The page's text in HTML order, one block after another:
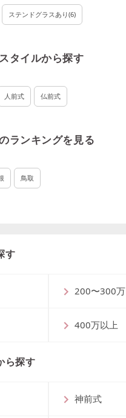
ステンドグラスあり(6)
タイルから探す
人前式 仏前式
ランキングを見る
鳥取
す
200〜300万
400万以上
ら探す
神前式